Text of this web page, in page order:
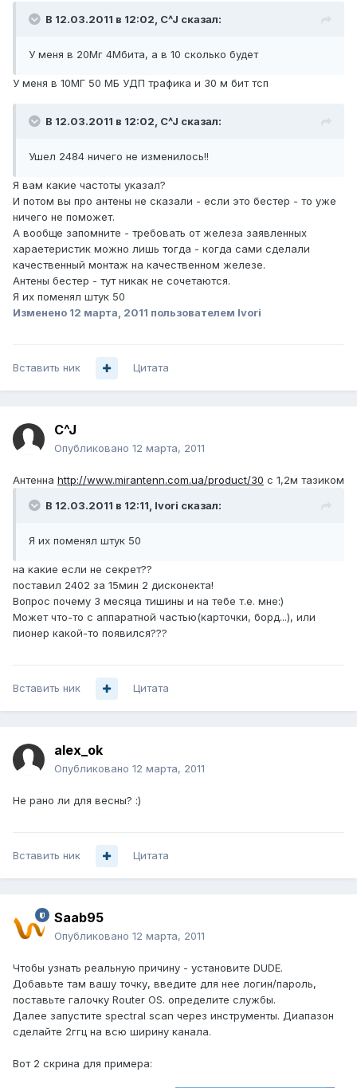
В 12.03.2011 в 12:02, C^J сказал:
У меня в 20Мг 4Мбита, а в 10 сколько будет
У меня в 10МГ 50 МБ УДП трафика и 30 м бит тсп
В 12.03.2011 в 12:02, C^J сказал:
Ушел 2484 ничего не изменилось!!
Я вам какие частоты указал?
И потом вы про антены не сказали - если это бестер - то уже
ничего не поможет.
А вообще запомните - требовать от железа заявленных
хараетеристик можно лишь тогда - когда сами сделали
качественный монтаж на качественном железе.
Антены бестер - тут никак не сочетаются.
Я их поменял штук 50
Изменено 12 марта, 2011 пользователем Ivori
Вставить ник Цитата
C^J
Опубликовано 12 марта, 2011
Антенна http://www.mirantenn.com.ua/product/30 с 1,2м тазиком
В 12.03.2011 в 12:11, Ivori сказал:
Я их поменял штук 50
на какие если не секрет??
поставил 2402 за 15мин 2 дисконекта!
Вопрос почему 3 месяца тишины и на тебе т.е. мне:)
Может что-то с аппаратной частью(карточки, борд...), или
пионер какой-то появился???
Вставить ник Цитата
alex_ok
Опубликовано 12 марта, 2011
Не рано ли для весны? :)
Вставить ник Цитата
Saab95
Опубликовано 12 марта, 2011
Чтобы узнать реальную причину - установите DUDE.
Добавьте там вашу точку, введите для нее логин/пароль,
поставьте галочку Router OS. определите службы.
Далее запустите spectral scan через инструменты. Диапазон
сделайте 2ггц на всю ширину канала.
Вот 2 скрина для примера: